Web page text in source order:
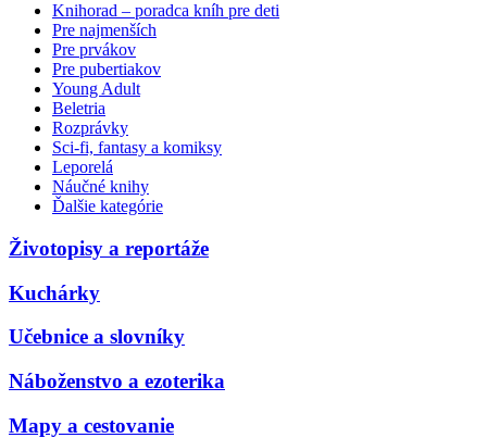
Knihorad – poradca kníh pre deti
Pre najmenších
Pre prvákov
Pre pubertiakov
Young Adult
Beletria
Rozprávky
Sci-fi, fantasy a komiksy
Leporelá
Náučné knihy
Ďalšie kategórie
Životopisy a reportáže
Kuchárky
Učebnice a slovníky
Náboženstvo a ezoterika
Mapy a cestovanie